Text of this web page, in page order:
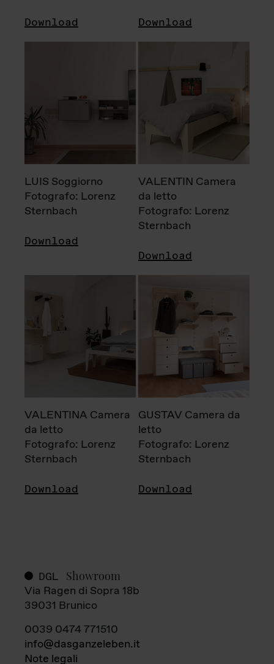
Download Download
LUIS Soggiorno
Fotografo: Lorenz
Sternbach
Download
VALENTIN Camera
da letto
Fotografo: Lorenz
Sternbach
Download
VALENTINA Camera
da letto
Fotografo: Lorenz
Sternbach
Download
GUSTAV Camera da
letto
Fotografo: Lorenz
Sternbach
Download
DGL Showroom
Via Ragen di Sopra 18b
39031 Brunico
0039 0474 771510
info@dasganzeleben.it
Note legali